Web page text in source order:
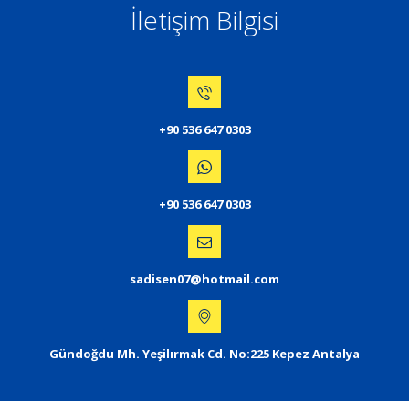
İletişim Bilgisi
+90 536 647 0303
+90 536 647 0303
sadisen07@hotmail.com
Gündoğdu Mh. Yeşilırmak Cd. No:225 Kepez Antalya